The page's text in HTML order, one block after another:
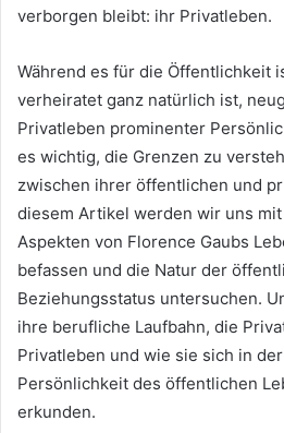
verborgen bleibt: ihr Privatleben.
Während es für die Öffentlichkeit
verheiratet ganz natürlich ist,
Privatleben prominenter
es wichtig, die Grenzen zu
zwischen ihrer öffentlichen und
diesem Artikel werden wir uns
Aspekten von Florence Gaubs
befassen und die Natur der
Beziehungsstatus untersuchen.
ihre berufliche Laufbahn, die
Privatleben und wie sie sich in
Persönlichkeit des öffentlichen
erkunden.